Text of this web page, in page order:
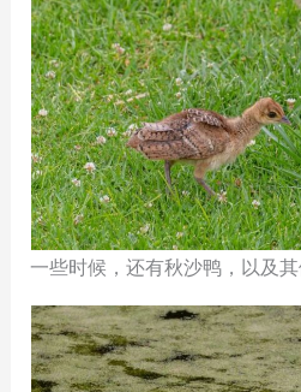
一些时候，还有秋沙鸭，以及其